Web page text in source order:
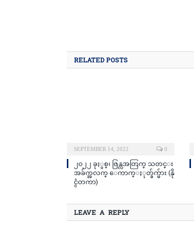
RELATED POSTS
SEPTEMBER 14, 2022 0
၂၀၂၂ ခုႏွစ္၊ ဇြန္လအတြက္ သတင္း
အခ်က္အလက္ ေကာက္ႏုတ္ခ်က္မ်ား (နို
င္ငံတကာ)
LEAVE A REPLY